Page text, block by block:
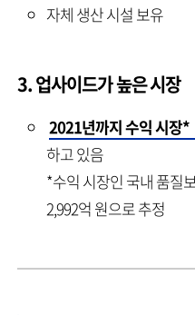
자체 생산 시설 보유
3. 업사이드가 높은 시장
2021년까지 수익 시장
하고 있음
*수익 시장인 국내 품질
2,992억 원으로 추정